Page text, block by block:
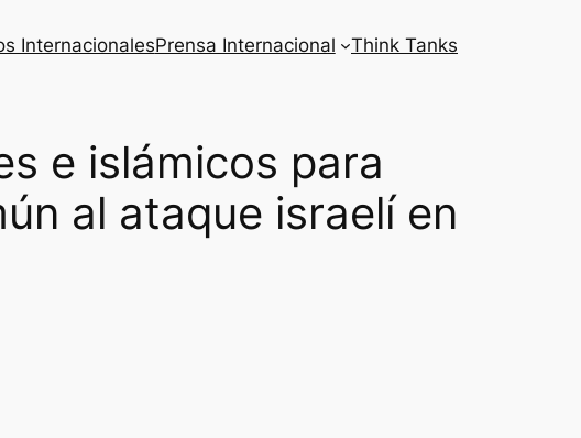
InternacionalesPrensa Internacional Think Tanks
e islámicos para
al ataque israelí en